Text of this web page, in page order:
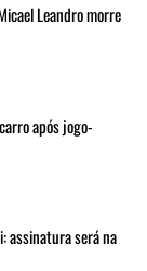
Leandro morre
após jogo-
assinatura será na